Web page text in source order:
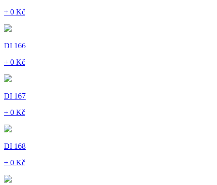
+ 0 Kč
DI 166
+ 0 Kč
DI 167
+ 0 Kč
DI 168
+ 0 Kč